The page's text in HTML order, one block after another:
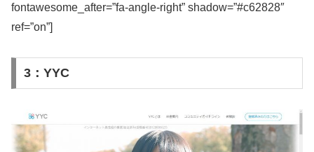
fontawesome_after=”fa-angle-right” shadow=”#c62828″
ref=”on”]
3：YYC